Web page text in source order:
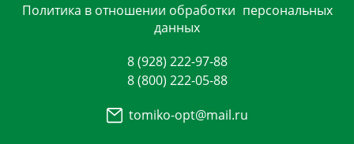
Политика в отношении обработки персональных
данных
8 (928) 222-97-88
8 (800) 222-05-88
tomiko-opt@mail.ru